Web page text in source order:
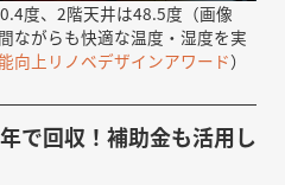
度、2階天井は48.5度（画像
ながらも快適な温度・湿度を実
向上リノベデザインアワード）
で回収！補助金も活用し